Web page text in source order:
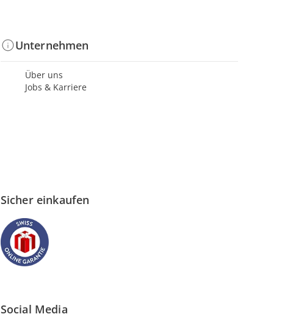
Unternehmen
Über uns
Jobs & Karriere
Sicher einkaufen
Social Media